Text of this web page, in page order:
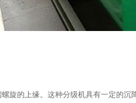
旋的上缘。这种分级机具有一定的